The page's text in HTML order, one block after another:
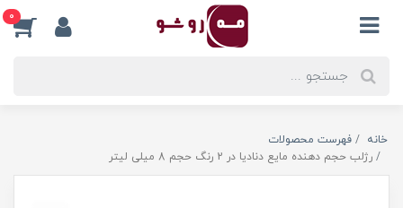
0
خانه
فهرست محصولات
رژلب حجم دهنده مایع دنادیا در 2 رنگ حجم 8 میلی لیتر